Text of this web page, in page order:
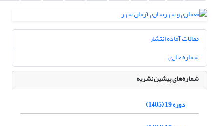
مقالات آماده انتشار
شماره جاری
شماره‌های پیشین نشریه
دوره 19 (1405)